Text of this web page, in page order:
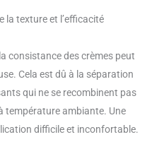
la texture et l’efficacité
consistance des crèmes peut
Cela est dû à la séparation
qui ne se recombinent pas
température ambiante. Une
difficile et inconfortable.